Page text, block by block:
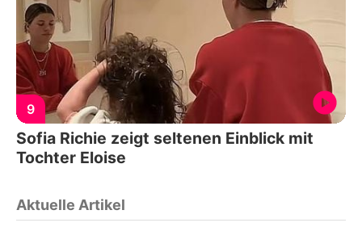
9
Sofia Richie zeigt seltenen Einblick mit
Tochter Eloise
Aktuelle Artikel